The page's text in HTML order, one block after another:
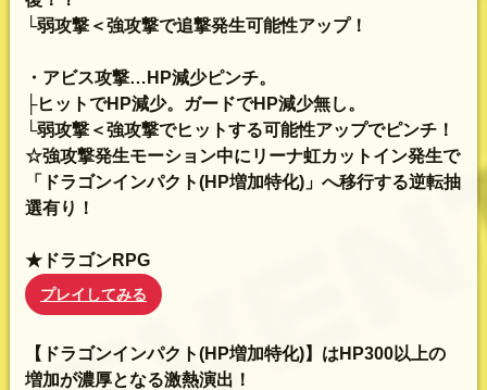
└弱攻撃＜強攻撃で追撃発生可能性アップ！
・アビス攻撃…HP減少ピンチ。
├ヒットでHP減少。ガードでHP減少無し。
└弱攻撃＜強攻撃でヒットする可能性アップでピンチ！
☆強攻撃発生モーション中にリーナ虹カットイン発生で
「ドラゴンインパクト(HP増加特化)」へ移行する逆転抽
選有り！
★ドラゴンRPG
プレイしてみる
【ドラゴンインパクト(HP増加特化)】はHP300以上の
増加が濃厚となる激熱演出！